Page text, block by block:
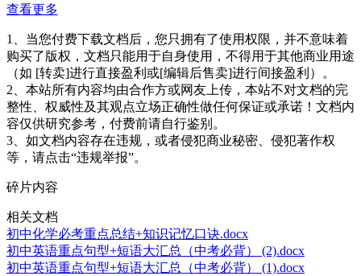
查看更多
1、当您付费下载文档后，您只拥有了使用权限，并不意味着
购买了版权，文档只能用于自身使用，不得用于其他商业用途
（如 [转卖]进行直接盈利或[编辑后售卖]进行间接盈利）。
2、本站所有内容均由合作方或网友上传，本站不对文档的完
整性、权威性及其观点立场正确性做任何保证或承诺！文档内
容仅供研究参考，付费前请自行鉴别。
3、如文档内容存在违规，或者侵犯商业秘密、侵犯著作权
等，请点击“违规举报”。
碎片内容
相关文档
初中化学必考重点总结+知识记忆口诀.docx
初中英语重点句型+短语大汇总（中考必背） (2).docx
初中英语重点句型+短语大汇总（中考必背） (1).docx